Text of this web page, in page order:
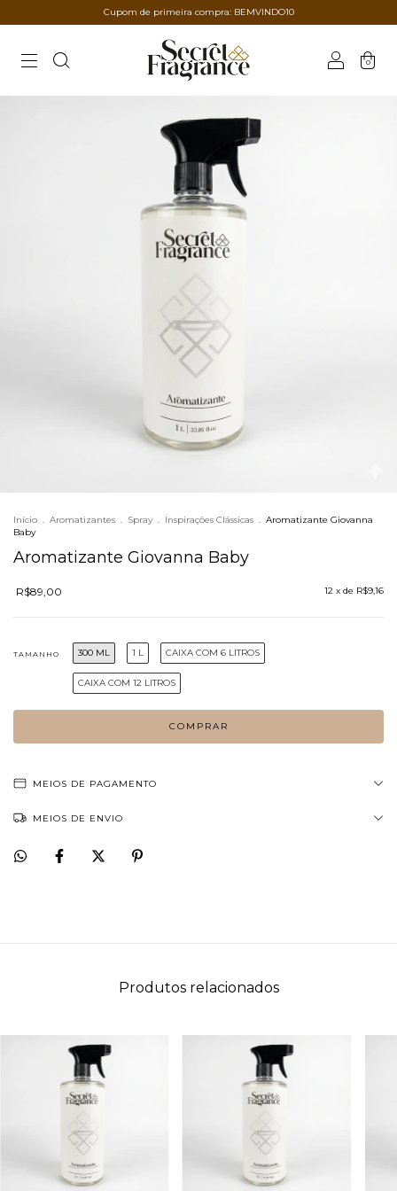
Cupom de primeira compra: BEMVINDO10
0
Início . Aromatizantes . Spray . Inspirações Clássicas . Aromatizante Giovanna
Baby
Aromatizante Giovanna Baby
R$89,00 12 x de R$9,16
TAMANHO 300 ML 1 L CAIXA COM 6 LITROS
CAIXA COM 12 LITROS
MEIOS DE PAGAMENTO
MEIOS DE ENVIO
Produtos relacionados